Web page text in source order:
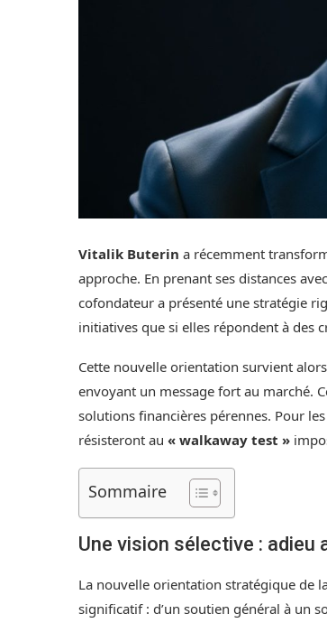
Vitalik Buterin a récemment
approche. En prenant ses distances
cofondateur a présenté une stratégie
initiatives que si elles répondent à des
Cette nouvelle orientation survient
envoyant un message fort au marché.
solutions financières pérennes. Pour
résisteront au « walkaway test »
Sommaire
Une vision sélective : adieu
La nouvelle orientation stratégique de
significatif : d’un soutien général à un